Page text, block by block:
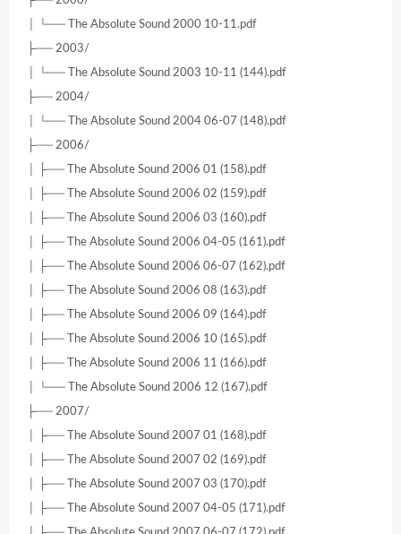
│ └── The Absolute Sound 2000 10-11.pdf
├── 2003/
│ └── The Absolute Sound 2003 10-11 (144).pdf
├── 2004/
│ └── The Absolute Sound 2004 06-07 (148).pdf
├── 2006/
│ ├── The Absolute Sound 2006 01 (158).pdf
│ ├── The Absolute Sound 2006 02 (159).pdf
│ ├── The Absolute Sound 2006 03 (160).pdf
│ ├── The Absolute Sound 2006 04-05 (161).pdf
│ ├── The Absolute Sound 2006 06-07 (162).pdf
│ ├── The Absolute Sound 2006 08 (163).pdf
│ ├── The Absolute Sound 2006 09 (164).pdf
│ ├── The Absolute Sound 2006 10 (165).pdf
│ ├── The Absolute Sound 2006 11 (166).pdf
│ └── The Absolute Sound 2006 12 (167).pdf
├── 2007/
│ ├── The Absolute Sound 2007 01 (168).pdf
│ ├── The Absolute Sound 2007 02 (169).pdf
│ ├── The Absolute Sound 2007 03 (170).pdf
│ ├── The Absolute Sound 2007 04-05 (171).pdf